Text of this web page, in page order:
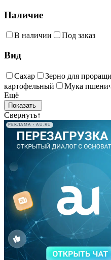
Наличие
В наличии Под заказ
Вид
Сахар Зерно для
картофельный
Мука
Ещё
Свернуть↑
РЕКЛАМА • AU.RU